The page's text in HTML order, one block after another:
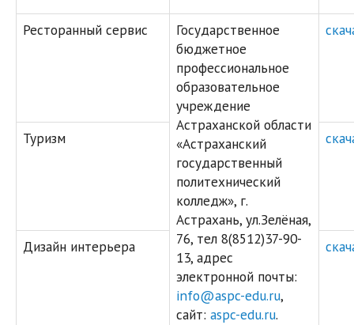
Ресторанный сервис
Государственное
бюджетное
профессиональное
образовательное
учреждение
Астраханской области
«Астраханский
государственный
политехнический
колледж», г.
Астрахань, ул.Зелёная,
76, тел 8(8512)37-90-
13, адрес
электронной почты:
info@aspc-edu.ru,
сайт: aspc-edu.ru.
Туризм
Дизайн интерьера